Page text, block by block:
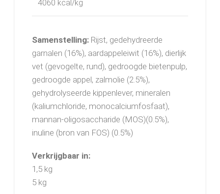
4060 kcal/kg
Samenstelling: Rijst, gedehydreerde
garnalen (16%), aardappeleiwit (16%), dierlijk
vet (gevogelte, rund), gedroogde bietenpulp,
gedroogde appel, zalmolie (2.5%),
gehydrolyseerde kippenlever, mineralen
(kaliumchloride, monocalciumfosfaat),
mannan-oligosaccharide (MOS)(0.5%),
inuline (bron van FOS) (0.5%)
Verkrijgbaar in:
1,5 kg
5 kg